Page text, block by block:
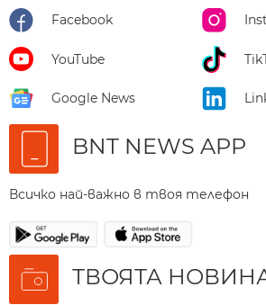
Facebook
YouTube
Google News
BNT NEWS APP
Всичко най-важно в твоя телефон
ТВОЯТА